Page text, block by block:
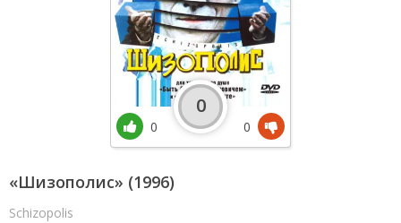
«Шизополис» (1996)
Schizopolis
0
0
0